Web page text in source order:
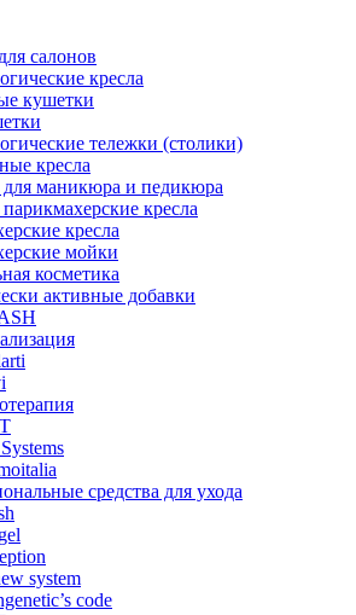
салонов
кресла
кушетки
тележки (столики)
кресла
маникюра и педикюра
кресла
кресла
мойки
косметика
активные добавки
средства для ухода
system
code